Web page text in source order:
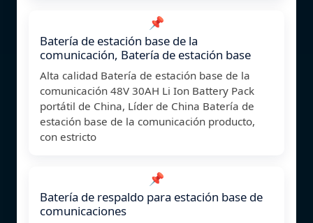
📌
Batería de estación base de la
comunicación, Batería de estación base
Alta calidad Batería de estación base de la
comunicación 48V 30AH Li Ion Battery Pack
portátil de China, Líder de China Batería de
estación base de la comunicación producto,
con estricto
📌
Batería de respaldo para estación base de
comunicaciones